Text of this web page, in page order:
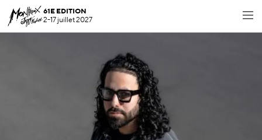
61E EDITION
2-17 juillet 2027